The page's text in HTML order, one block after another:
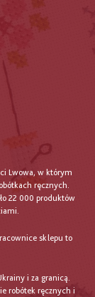
Lwowa, w którym
ręcznych.
22 000 produktów
sklepu to
i za granicą.
robótek ręcznych i